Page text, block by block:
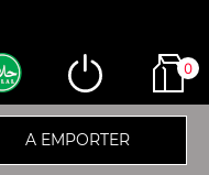
0
A EMPORTER